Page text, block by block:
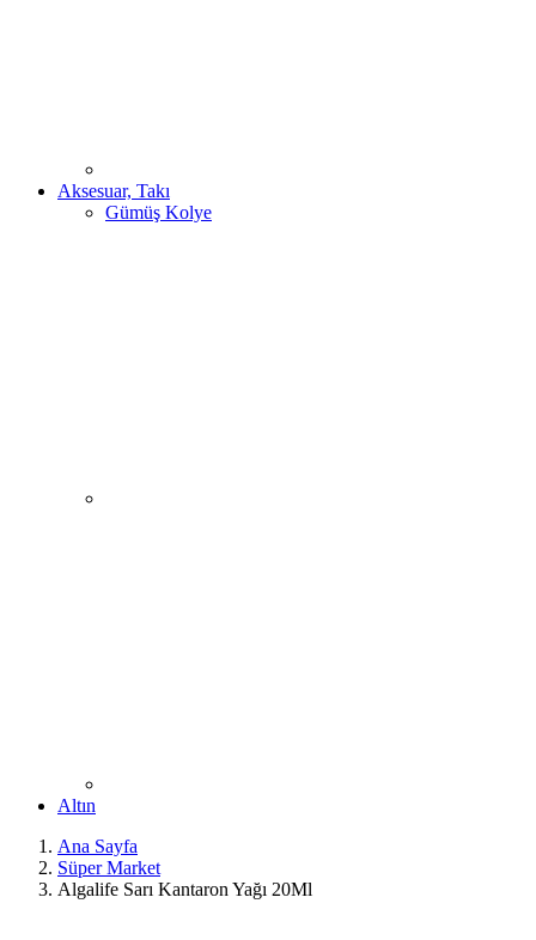
Aksesuar, Takı
Gümüş Kolye
Altın
Ana Sayfa
Süper Market
Algalife Sarı Kantaron Yağı 20Ml